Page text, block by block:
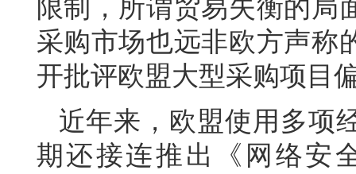
限制，所谓贸易失衡的局
采购市场也远非欧方声称
开批评欧盟大型采购项目
近年来，欧盟使用多项
期还接连推出《网络安